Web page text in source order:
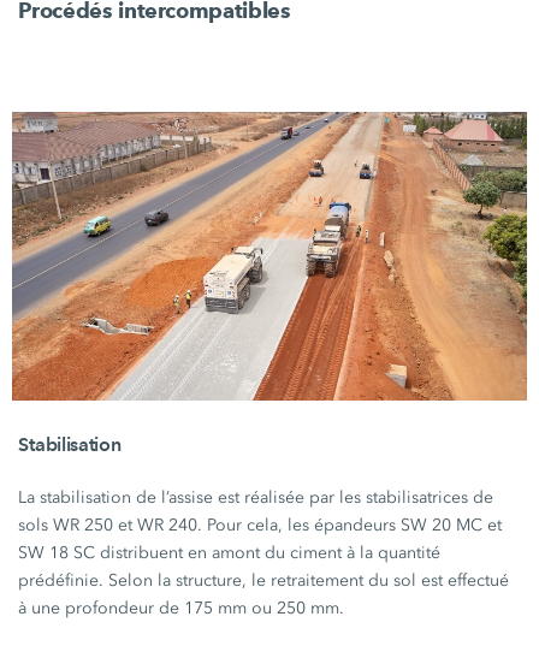
Procédés intercompatibles
Stabilisation
La stabilisation de l’assise est réalisée par les stabilisatrices de
solsWR 250 etWR 240. Pour cela, les épandeurs SW 20 MC et
SW 18 SC distribuent en amont du ciment à la quantité
prédéfinie. Selon la structure, le retraitement du sol est effectué
à une profondeur de 175 mm ou250 mm.